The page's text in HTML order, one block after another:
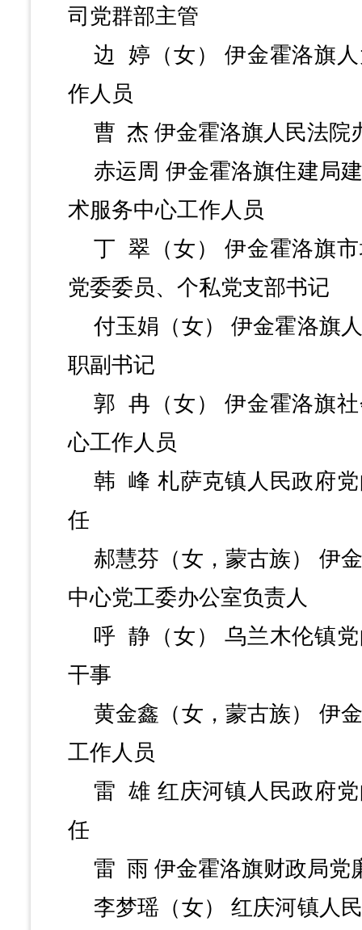
司党群部主管
边
婷（女）
伊金霍洛旗
作人员
曹 杰 伊金霍洛旗人民法院
赤运周 伊金霍洛旗住建局
术服务中心工作人员
丁 翠（女）
伊金霍洛旗
党委委员、个私党支部书记
付玉娟（女）
伊金霍洛旗
职副书记
郭 冉（女）
伊金霍洛旗
心工作人员
韩 峰 札萨克镇人民政府
任
郝慧芬（女，蒙古族）
伊
中心党工委办公室负责人
呼 静（女）
乌兰木伦镇
干事
黄金鑫（女，蒙古族）
伊
工作人员
雷 雄 红庆河镇人民政府
任
雷 雨 伊金霍洛旗财政局党
李梦瑶（女）
红庆河镇人